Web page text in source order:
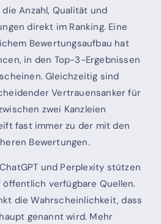
Anzahl, Qualität und
direkt im Ranking. Eine
Bewertungsaufbau hat
in den Top-3-Ergebnissen
Gleichzeitig sind
Vertrauensanker für
zwei Kanzleien
fast immer zu der mit den
Bewertungen.
und Perplexity stützen
öffentlich verfügbare Quellen.
die Wahrscheinlichkeit, dass
genannt wird. Mehr